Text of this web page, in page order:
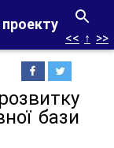
<< ↑ >>
бази